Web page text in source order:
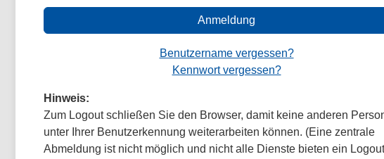
Anmeldung
Benutzername vergessen?
Kennwort vergessen?
Hinweis:
Zum Logout schließen Sie den Browser, damit keine anderen
unter Ihrer Benutzerkennung weiterarbeiten können. (Eine zentrale
Abmeldung ist nicht möglich und nicht alle Dienste bieten ein